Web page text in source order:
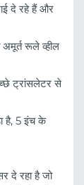
दे रहे हैं और
रूले व्हील
ट्रांसलेटर से
है, 5 इंच के
दे रहा है जो